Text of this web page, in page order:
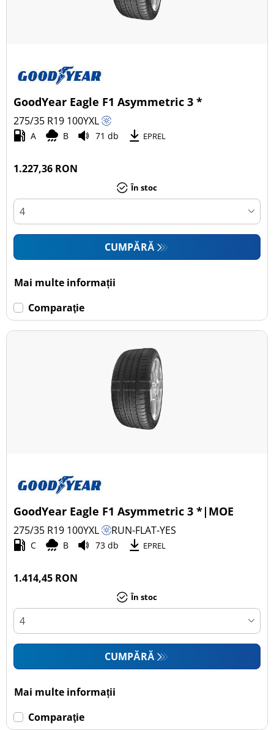
GoodYear Eagle F1 Asymmetric 3 *
275/35 R19 100YXL
A B 71 db EPREL
1.227,36 RON
În stoc
CUMPĂRĂ
Mai multe informații
Comparaţie
GoodYear Eagle F1 Asymmetric 3 *|MOE
275/35 R19 100YXL RUN-FLAT-YES
C B 73 db EPREL
1.414,45 RON
În stoc
CUMPĂRĂ
Mai multe informații
Comparaţie